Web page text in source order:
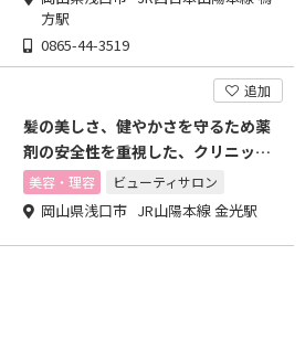
方駅
0865-44-3519
追加
髪の美しさ、健やかさを守るため薬
剤の安全性を重視した、クリニック
系の美容室です。
美容・理容 ビューティサロン
岡山県浅口市 JR山陽本線 金光駅